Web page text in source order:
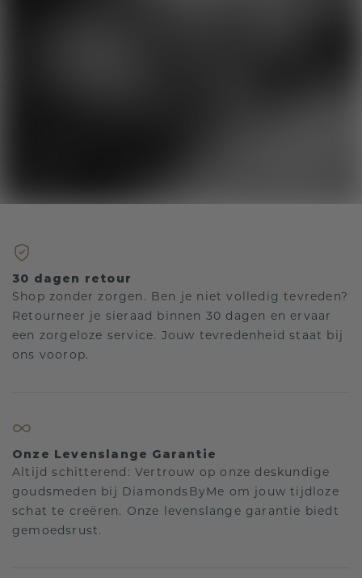
30 dagen retour
Shop zonder zorgen. Ben je niet volledig tevreden?
Retourneer je sieraad binnen 30 dagen en ervaar
een zorgeloze service. Jouw tevredenheid staat bij
ons voorop.
Onze Levenslange Garantie
Altijd schitterend: Vertrouw op onze deskundige
goudsmeden bij DiamondsByMe om jouw tijdloze
schat te creëren. Onze levenslange garantie biedt
gemoedsrust.